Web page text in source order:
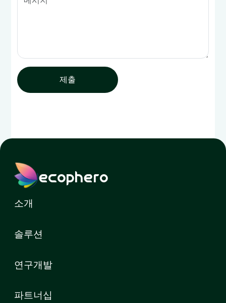
제출
ecophero
소개
솔루션
연구개발
파트너십